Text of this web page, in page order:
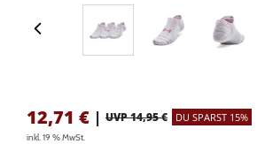
12,71 € | UVP 14,95 € DU SPARST 15%
inkl. 19 % MwSt.